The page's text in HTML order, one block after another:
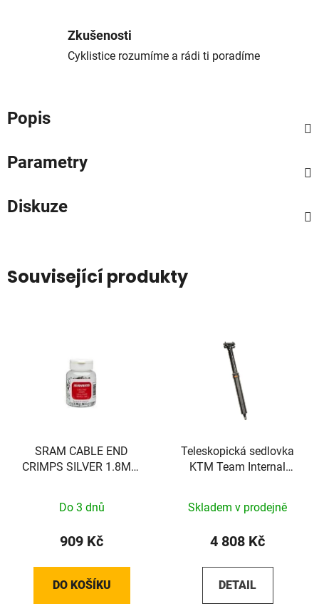
Zkušenosti
Cyklistice rozumíme a rádi ti poradíme
Popis
Parametry
Diskuze
Související produkty
SRAM CABLE END
CRIMPS SILVER 1.8MM
Do 3 dnů
909 Kč
DO KOŠÍKU
Teleskopická sedlovka
KTM Team Internal
Skladem v prodejně
4 808 Kč
DETAIL